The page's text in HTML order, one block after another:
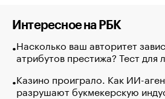
Интересное на РБК
Насколько ваш авторитет
атрибутов престижа? Тест для
Казино проиграло. Как ИИ-
разрушают букмекерскую